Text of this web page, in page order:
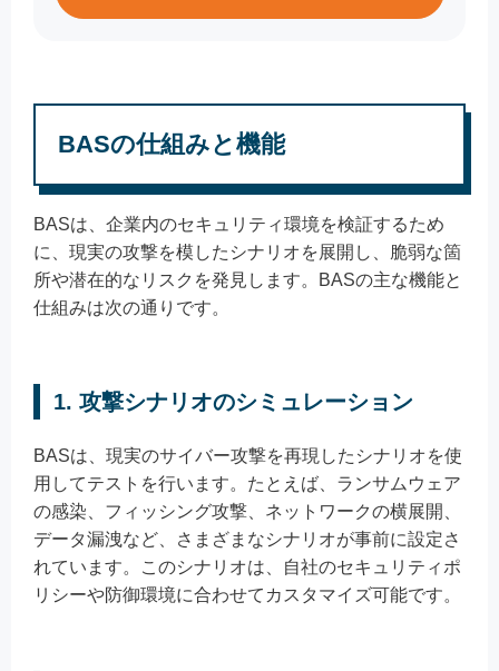
BASの仕組みと機能
BASは、企業内のセキュリティ環境を検証するため
に、現実の攻撃を模したシナリオを展開し、脆弱な箇
所や潜在的なリスクを発見します。BASの主な機能と
仕組みは次の通りです。
1. 攻撃シナリオのシミュレーション
BASは、現実のサイバー攻撃を再現したシナリオを使
用してテストを行います。たとえば、ランサムウェア
の感染、フィッシング攻撃、ネットワークの横展開、
データ漏洩など、さまざまなシナリオが事前に設定さ
れています。このシナリオは、自社のセキュリティポ
リシーや防御環境に合わせてカスタマイズ可能です。